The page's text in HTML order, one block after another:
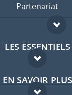
Partenariat
LES ESSENTIELS
Forum expatriés
Guides pays
EN SAVOIR PLUS